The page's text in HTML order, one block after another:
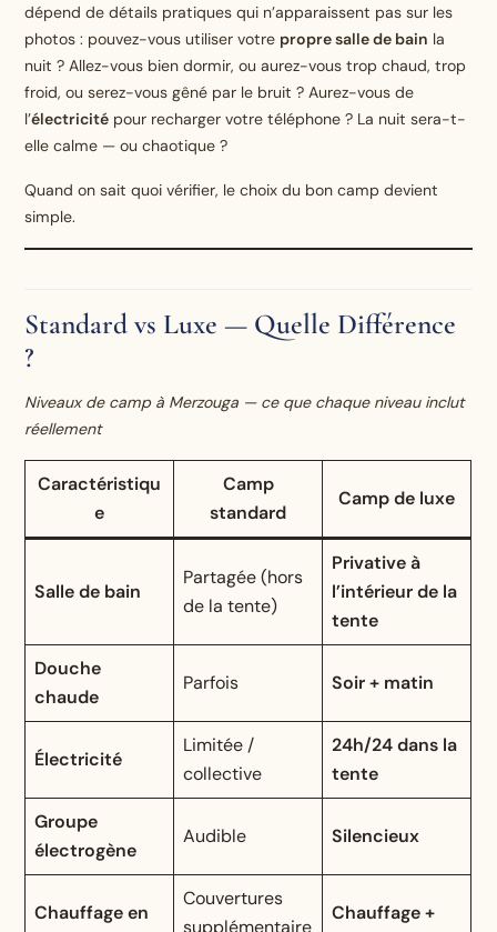
dépend de détails pratiques qui n’apparaissent pas sur les
photos : pouvez-vous utiliser votre propre salle de bain la
nuit ? Allez-vous bien dormir, ou aurez-vous trop chaud, trop
froid, ou serez-vous gêné par le bruit ? Aurez-vous de
l’électricité pour recharger votre téléphone ? La nuit sera-t-
elle calme — ou chaotique ?
Quand on sait quoi vérifier, le choix du bon camp devient
simple.
Standard vs Luxe — Quelle Différence
?
Niveaux de camp à Merzouga — ce que chaque niveau inclut
réellement
Caractéristiqu
e
Camp
standard
Camp de luxe
Salle de bain
Partagée (hors
de la tente)
Privative à
l’intérieur de la
tente
Douche
chaude
Parfois Soir + matin
Électricité
Limitée /
collective
24h/24 dans la
tente
Groupe
électrogène
Audible Silencieux
Chauffage en
Couvertures
supplémentaire
Chauffage +